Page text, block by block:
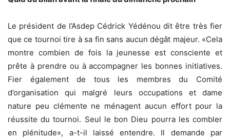
Le président de l’Asdep Cédrick Yédénou dit être très fier
que ce tournoi tire à sa fin sans aucun dégât majeur. «Cela
montre combien de fois la jeunesse est consciente et
prête à prendre ou à accompagner les bonnes initiatives.
Fier également de tous les membres du Comité
d’organisation qui malgré leurs occupations et dame
nature peu clémente ne ménagent aucun effort pour la
réussite du tournoi. Seul le bon Dieu pourra les combler
en plénitude», a-t-il laissé entendre. Il demande par